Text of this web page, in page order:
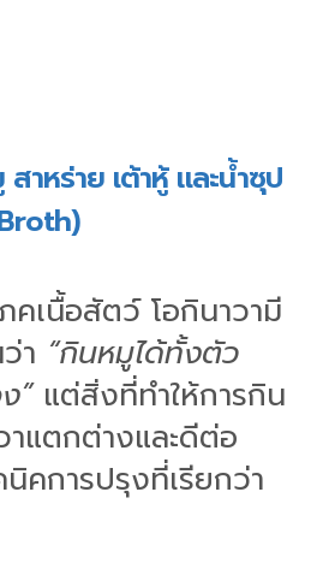
าหร่าย เต้าหู้ และน้ำซุป
คเนื้อสัตว์ โอกินาวามี
า “กินหมูได้ทั้งตัว
”แต่สิ่งที่ทำให้การกิน
าแตกต่างและดีต่อ
คการปรุงที่เรียกว่า